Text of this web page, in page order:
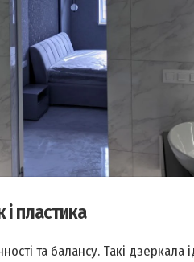
і пластика
та балансу. Такі